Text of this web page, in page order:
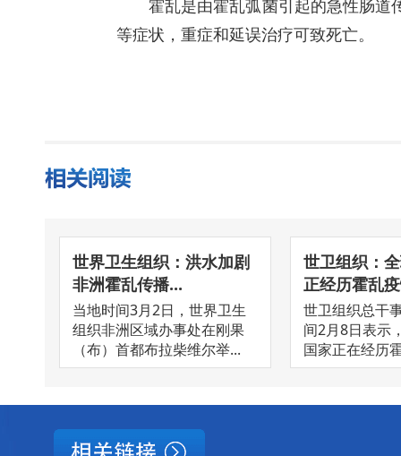
霍乱是由霍乱弧菌引起的急性肠道
等症状，重症和延误治疗可致死亡。
世界卫生组织：洪水加剧
非洲霍乱传播...
当地时间3月2日，世界卫生
组织非洲区域办事处在刚果
（布）首都布拉柴维尔举...
世卫组织：
正经历霍乱
世卫组织总干
间2月8日表示
国家正在经历